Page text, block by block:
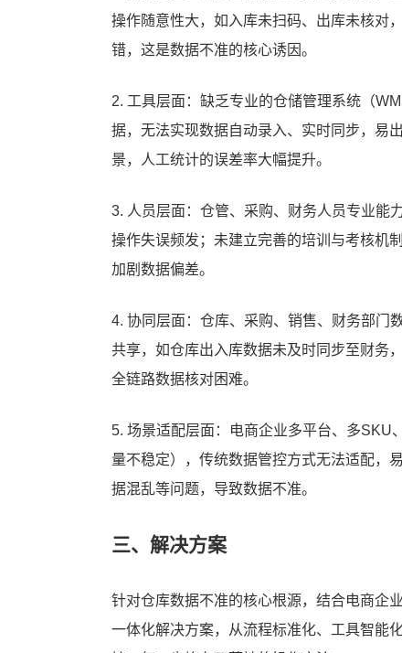
操作随意性大，如入库未扫码、出库未核对
错，这是数据不准的核心诱因。
2. 工具层面：缺乏专业的仓储管理系统（
据，无法实现数据自动录入、实时同步，易
景，人工统计的误差率大幅提升。
3. 人员层面：仓管、采购、财务人员专业能
操作失误频发；未建立完善的培训与考核机
加剧数据偏差。
4. 协同层面：仓库、采购、销售、财务部门
共享，如仓库出入库数据未及时同步至财务
全链路数据核对困难。
5. 场景适配层面：电商企业多平台、多SKU
量不稳定），传统数据管控方式无法适配，
据混乱等问题，导致数据不准。
三、解决方案
针对仓库数据不准的核心根源，结合电商企
一体化解决方案，从流程标准化、工具智能